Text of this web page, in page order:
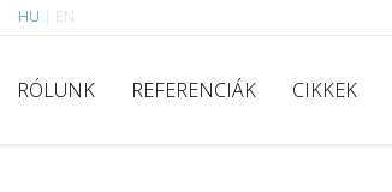
HU EN
RÓLUNK REFERENCIÁK CIKKEK